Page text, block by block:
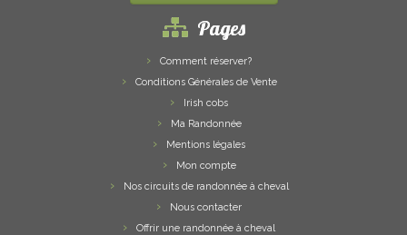
Pages
Comment réserver?
Conditions Générales de Vente
Irish cobs
Ma Randonnée
Mentions légales
Mon compte
Nos circuits de randonnée à cheval
Nous contacter
Offrir une randonnée à cheval